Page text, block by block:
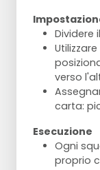
Dividere
verso
carta:
Esecuzione
Ogni
proprio